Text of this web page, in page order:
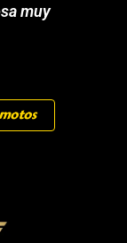
muy